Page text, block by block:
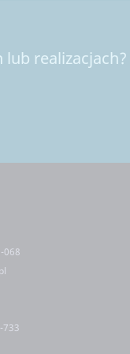
realizacjach?
068
733